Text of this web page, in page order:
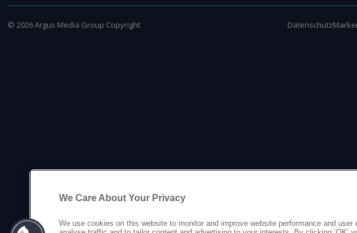
© 2026Argus Media Group Copyright Datenschutz
We Care About Your Privacy
We use cookies on this website to monitor and improve website performance and user